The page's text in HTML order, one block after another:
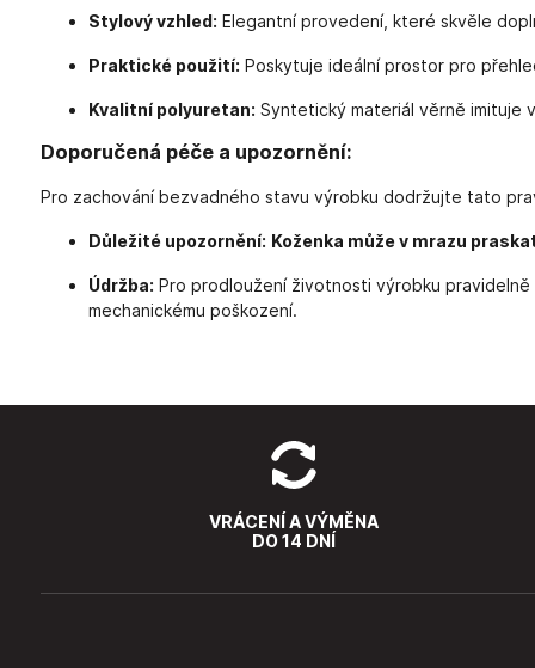
Stylový vzhled: Elegantní provedení, které skvěle
Praktické použití: Poskytuje ideální prostor pro
Kvalitní polyuretan: Syntetický materiál věrně imituje
Doporučená péče a upozornění:
Pro zachování bezvadného stavu výrobku dodržujte tato
Důležité upozornění: Koženka může v mrazu
Údržba: Pro prodloužení životnosti výrobku
mechanickému poškození.
VRÁCENÍ A VÝMĚNA
DO 14 DNÍ